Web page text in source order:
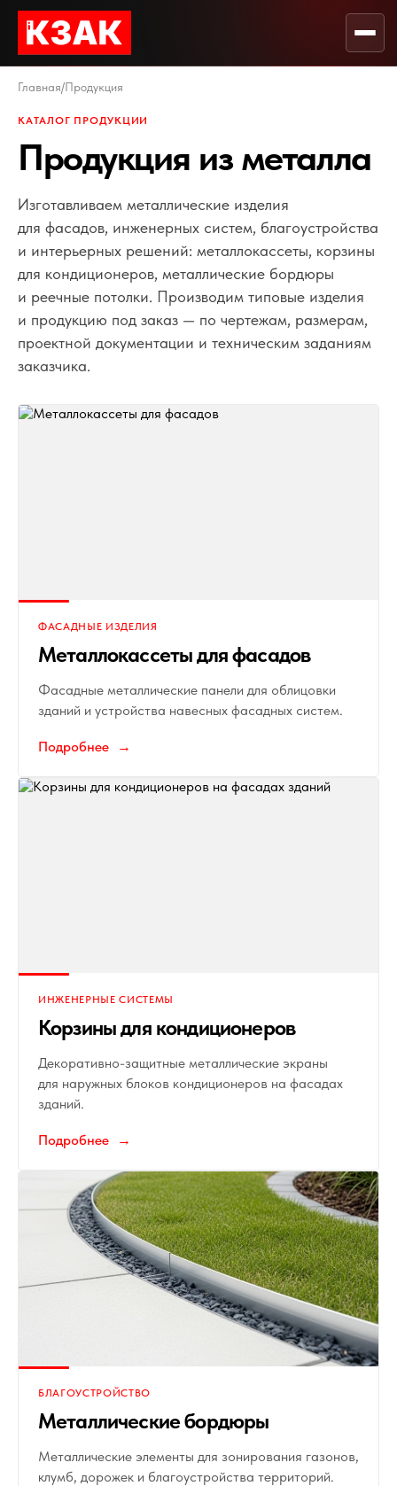
Главная/Продукция
КАТАЛОГ ПРОДУКЦИИ
Продукция из металла
Изготавливаем металлические изделия
для фасадов, инженерных систем, благоустройства
и интерьерных решений: металлокассеты, корзины
для кондиционеров, металлические бордюры
и реечные потолки. Производим типовые изделия
и продукцию под заказ — по чертежам, размерам,
проектной документации и техническим заданиям
заказчика.
ФАСАДНЫЕ ИЗДЕЛИЯ
Металлокассеты для фасадов
Фасадные металлические панели для облицовки
зданий и устройства навесных фасадных систем.
Подробнее
ИНЖЕНЕРНЫЕ СИСТЕМЫ
Корзины для кондиционеров
Декоративно-защитные металлические экраны
для наружных блоков кондиционеров на фасадах
зданий.
Подробнее
БЛАГОУСТРОЙСТВО
Металлические бордюры
Металлические элементы для зонирования газонов,
клумб, дорожек и благоустройства территорий.